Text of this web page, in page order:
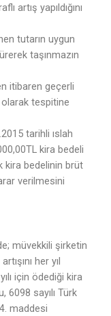
artış yapıldığını
tutarın uygun
taşınmazın
itibaren geçerli
olarak tespitine
tarihli ıslah
kira bedeli
kira bedelinin brüt
verilmesini
müvekkili şirketin
her yıl
için ödediği kira
6098 sayılı Türk
maddesi